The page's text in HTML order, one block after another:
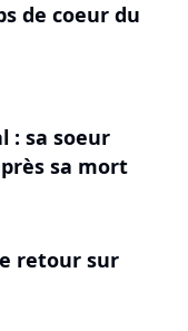
de coeur du
: sa soeur
sa mort
retour sur